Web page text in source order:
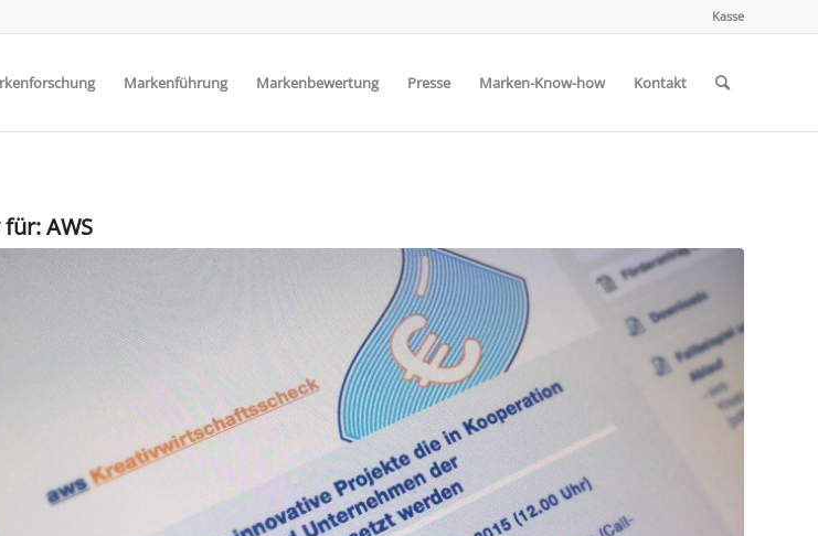
Kasse
Markenführung Markenbewertung Presse Marken-Know-how Kontakt
für:AWS